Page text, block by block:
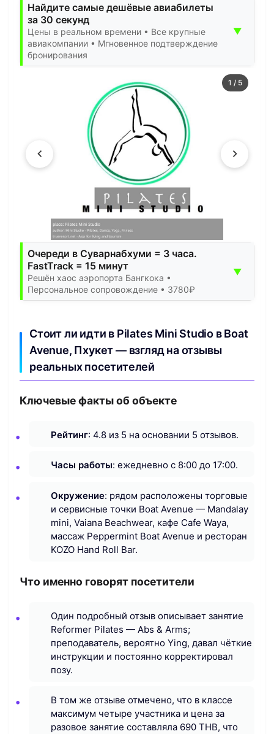
Найдите самые дешёвые авиабилеты
за 30 секунд
Цены в реальном времени • Все крупные
авиакомпании • Мгновенное подтверждение
бронирования
▼
1 / 5
Очереди в Суварнабхуми = 3 часа.
FastTrack = 15 минут
Решён хаос аэропорта Бангкока •
Персональное сопровождение • 3780₽
▼
Стоит ли идти в Pilates Mini Studio в Boat
Avenue, Пхукет — взгляд на отзывы
реальных посетителей
Ключевые факты об объекте
Рейтинг: 4.8 из 5 на основании 5 отзывов.
Часы работы: ежедневно с 8:00 до 17:00.
Окружение: рядом расположены торговые
и сервисные точки Boat Avenue — Mandalay
mini, Vaiana Beachwear, кафе Cafe Waya,
массаж Peppermint Boat Avenue и ресторан
KOZO Hand Roll Bar.
Что именно говорят посетители
Один подробный отзыв описывает занятие
Reformer Pilates — Abs & Arms;
преподаватель, вероятно Ying, давал чёткие
инструкции и постоянно корректировал
позу.
В том же отзыве отмечено, что в классе
максимум четыре участника и цена за
разовое занятие составляла 690 THB, что